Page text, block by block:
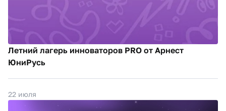
Летний лагерь инноваторов PRO от Арнест
ЮниРусь
22 июля